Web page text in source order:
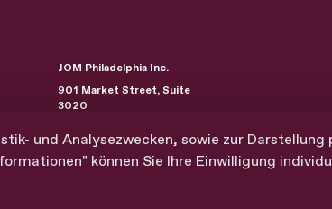
JOM Philadelphia Inc.
901 Market Street, Suite
3020
Vereinigte Staaten
und Analysezwecken, sowie zur Darstellung
können Sie Ihre Einwilligung